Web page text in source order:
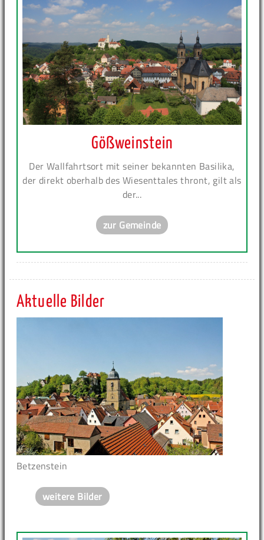
Gößweinstein
Der Wallfahrtsort mit seiner bekannten Basilika,
der direkt oberhalb des Wiesenttales thront, gilt als
der...
zur Gemeinde
Aktuelle Bilder
Betzenstein
weitere Bilder